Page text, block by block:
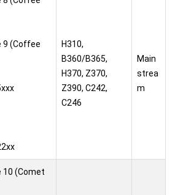
9 (Coffee
H310,
B360/B365,
H370, Z370,
Z390, C242,
C246
Main
strea
m
10 (Comet